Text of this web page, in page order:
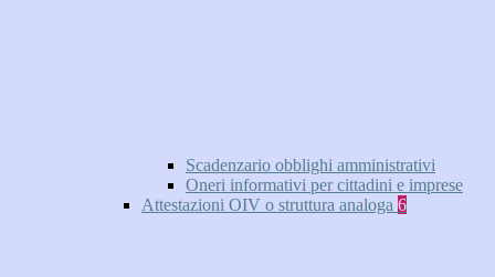
Scadenzario obblighi amministrativi
Oneri informativi per cittadini e imprese
Attestazioni OIV o struttura analoga 6